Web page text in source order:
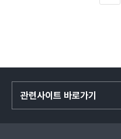
관련사이트 바로가기